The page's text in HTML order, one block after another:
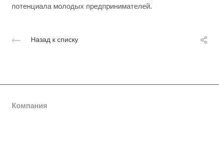
потенциала молодых предпринимателей.
Назад к списку
Компания